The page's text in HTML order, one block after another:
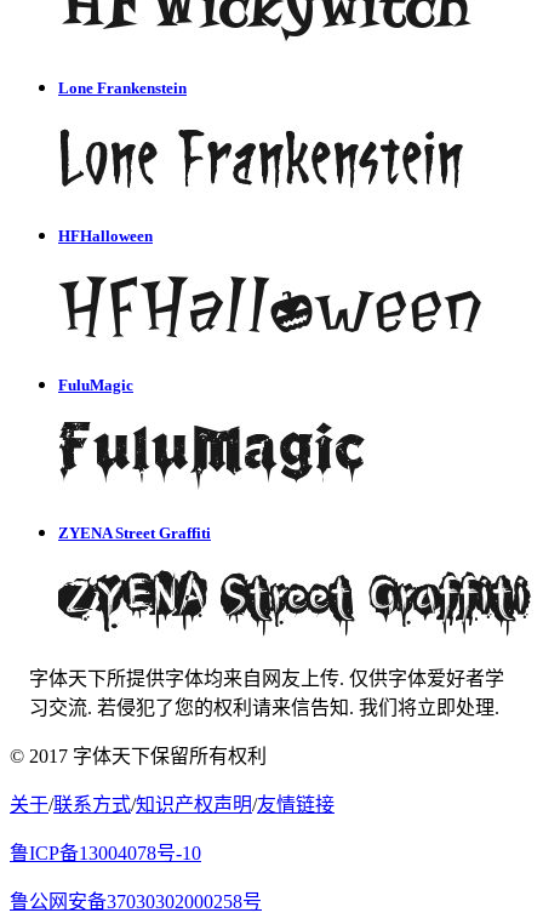
Lone Frankenstein
HFHalloween
FuluMagic
ZYENA Street Graffiti
字体天下所提供字体均来自网友上传. 仅供字体爱好者学
习交流. 若侵犯了您的权利请来信告知. 我们将立即处理.
© 2017 字体天下保留所有权利
关于/联系方式/知识产权声明/友情链接
鲁ICP备13004078号-10
鲁公网安备37030302000258号